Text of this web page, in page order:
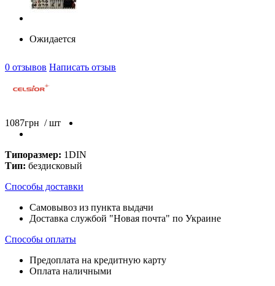
Ожидается
0 отзывов Написать отзыв
1087грн / шт
Типоразмер: 1DIN
Тип: бездисковый
Способы доставки
Самовывоз из пункта выдачи
Доставка службой "Новая почта" по Украине
Способы оплаты
Предоплата на кредитную карту
Оплата наличными